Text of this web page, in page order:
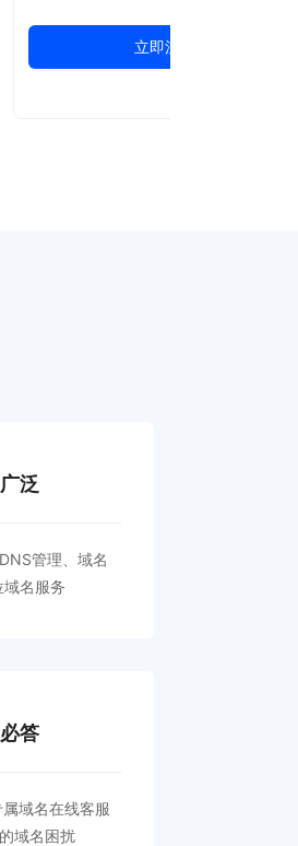
立即注册
泛
管理、域名
名服务
答
域名在线客服
域名困扰